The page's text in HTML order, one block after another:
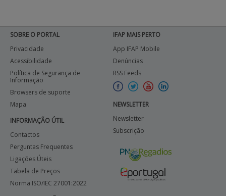
SOBRE O PORTAL
Privacidade
Acessibilidade
Política de Segurança de
Informação
Browsers de suporte
Mapa
INFORMAÇÃO ÚTIL
Contactos
Perguntas Frequentes
Ligações Úteis
Tabela de Preços
Norma ISO/IEC 27001:2022
IFAP MAIS PERTO
App IFAP Mobile
Denúncias
RSS Feeds
NEWSLETTER
Newsletter
Subscrição